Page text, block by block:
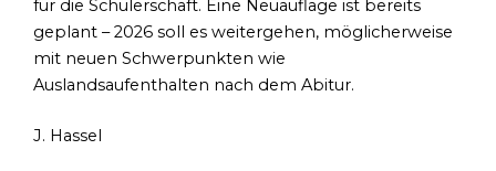
für die Schülerschaft. Eine Neuauflage ist bereits
geplant – 2026 soll es weitergehen, möglicherweise
mit neuen Schwerpunkten wie
Auslandsaufenthalten nach dem Abitur.
J. Hassel